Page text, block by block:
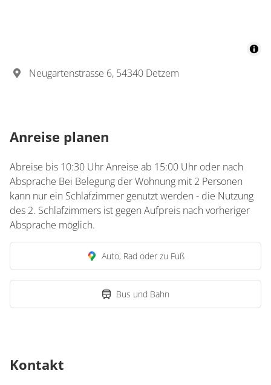
Neugartenstrasse 6, 54340 Detzem
Anreise planen
Abreise bis 10:30 Uhr Anreise ab 15:00 Uhr oder nach
Absprache Bei Belegung der Wohnung mit 2 Personen
kann nur ein Schlafzimmer genutzt werden - die Nutzung
des 2. Schlafzimmers ist gegen Aufpreis nach vorheriger
Absprache möglich.
Auto, Rad oder zu Fuß
Bus und Bahn
Kontakt